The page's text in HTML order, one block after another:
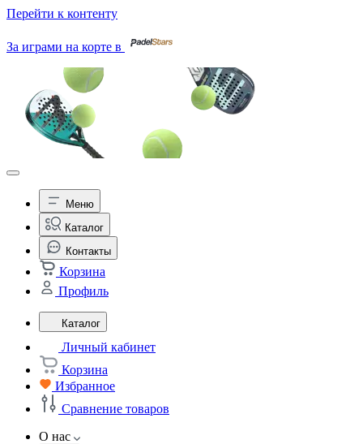
Перейти к контенту
За играми на корте в
Меню
Каталог
Контакты
Корзина
Профиль
Каталог
Личный кабинет
Корзина
Избранное
Сравнение товаров
О нас